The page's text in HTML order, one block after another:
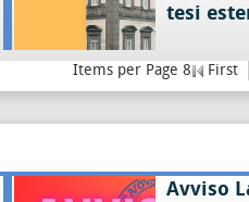
tesi
Items per Page 8 First
Avviso